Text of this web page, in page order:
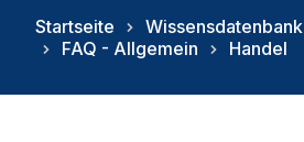
c
o
Startseite
Wissensdatenbank
FAQ - Allgemein
Handel